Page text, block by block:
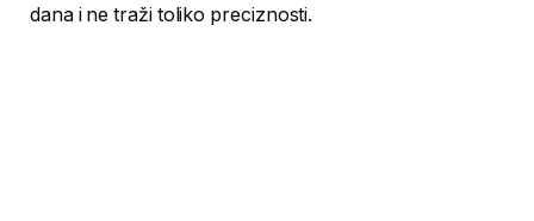
dana i ne traži toliko preciznosti.